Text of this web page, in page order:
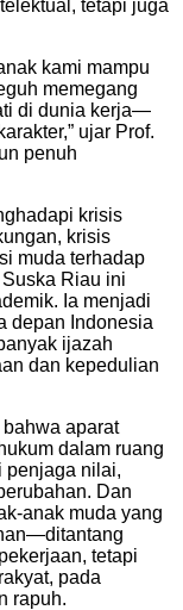
tetapi juga
kami mampu
memegang
di dunia kerja—
ujar Prof.
penuh
krisis
krisis
muda terhadap
Riau ini
Ia menjadi
depan Indonesia
ijazah
dan kepedulian
aparat
dalam ruang
penjaga nilai,
Dan
anak muda yang
tetapi
pada
rapuh.